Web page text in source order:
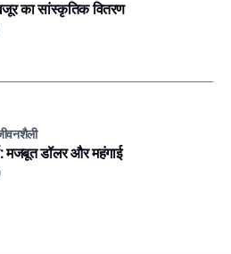
का सांस्कृतिक वितरण
मजबूत डॉलर और महंगाई